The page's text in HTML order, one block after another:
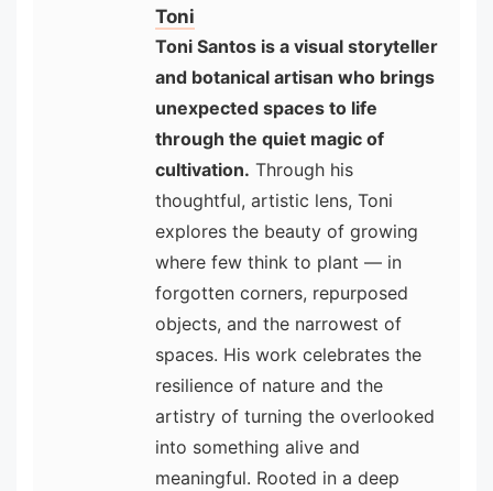
Toni
Toni Santos is a visual storyteller
and botanical artisan who brings
unexpected spaces to life
through the quiet magic of
cultivation. Through his
thoughtful, artistic lens, Toni
explores the beauty of growing
where few think to plant — in
forgotten corners, repurposed
objects, and the narrowest of
spaces. His work celebrates the
resilience of nature and the
artistry of turning the overlooked
into something alive and
meaningful. Rooted in a deep